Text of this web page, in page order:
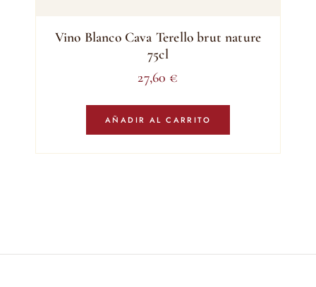
Vino Blanco Cava Terello brut nature
75cl
27,60 €
AÑADIR AL CARRITO